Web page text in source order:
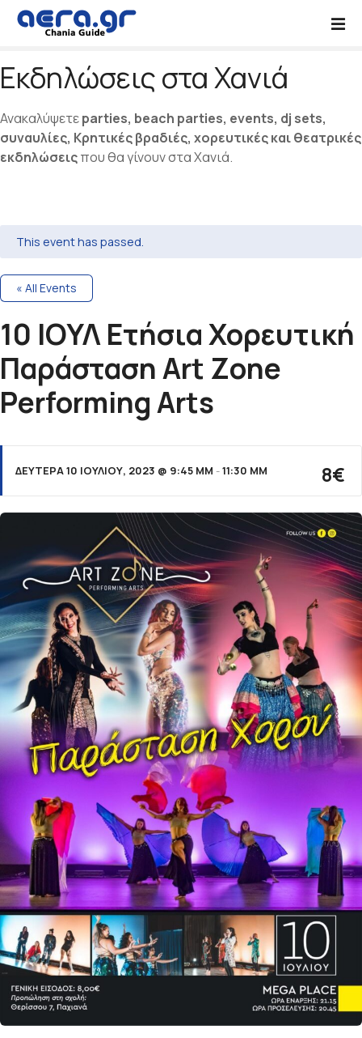
ά
β
σ
η
σ
π
ρ
ι
ε
χ
μ
ε
ν
ο
Εκδηλώσεις στα Χανιά
Ανακαλύψετεparties, beach parties, events, dj sets,
συναυλίες, Κρητικές βραδιές, χορευτικές και θεατρικές
εκδηλώσειςπου θα γίνουν στα Χανιά.
This event has passed.
« All Events
10 ΙΟΥΛ Ετήσια Χορευτική
Παράσταση Art Zone
Performing Arts
ΔΕΥΤΈΡΑ 10 ΙΟΥΛΊΟΥ, 2023 @ 9:45 ΜΜ -11:30 ΜΜ 8€